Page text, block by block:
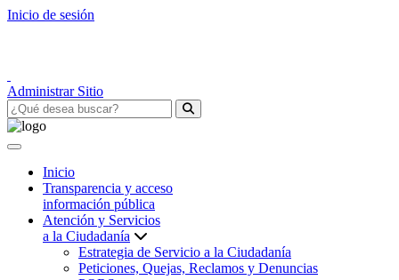
Inicio de sesión
Administrar Sitio
Inicio
Transparencia y acceso
información pública
Atención y Servicios
a la Ciudadanía
Estrategia de Servicio a la Ciudadanía
Peticiones, Quejas, Reclamos y Denuncias